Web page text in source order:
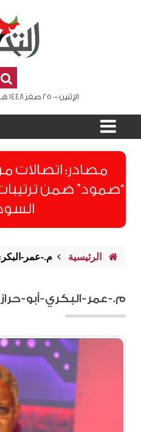
الإثنين - 25 صفر 1448 هـ , 10 أغسطس 2026 م
مصادر: اتصالات
“صمود” ضمن
الرئيسية م.-عمر-
م.-عمر-البكري-أبو-حراز